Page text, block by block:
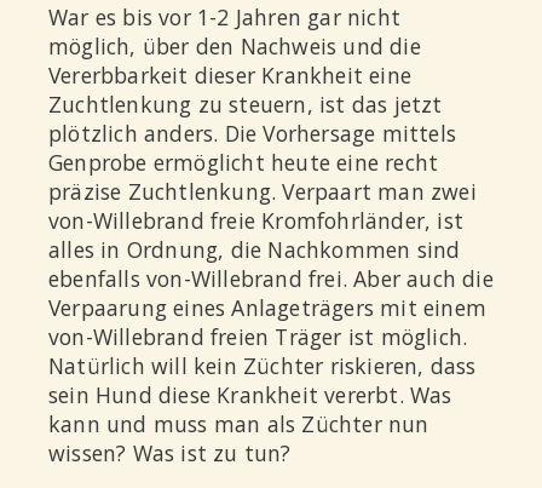
War es bis vor 1-2 Jahren gar nicht
möglich, über den Nachweis und die
Vererbbarkeit dieser Krankheit eine
Zuchtlenkung zu steuern, ist das jetzt
plötzlich anders. Die Vorhersage mittels
Genprobe ermöglicht heute eine recht
präzise Zuchtlenkung. Verpaart man zwei
von-Willebrand freie Kromfohrländer, ist
alles in Ordnung, die Nachkommen sind
ebenfalls von-Willebrand frei. Aber auch die
Verpaarung eines Anlageträgers mit einem
von-Willebrand freien Träger ist möglich.
Natürlich will kein Züchter riskieren, dass
sein Hund diese Krankheit vererbt. Was
kann und muss man als Züchter nun
wissen? Was ist zu tun?